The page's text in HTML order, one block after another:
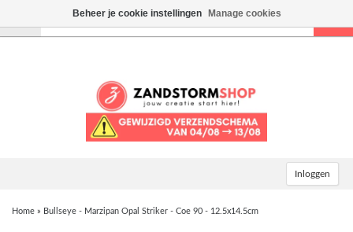
Inloggen
Home » Bullseye - Marzipan Opal Striker - Coe 90 - 12.5x14.5cm
Beheer je cookie instellingen Manage cookies